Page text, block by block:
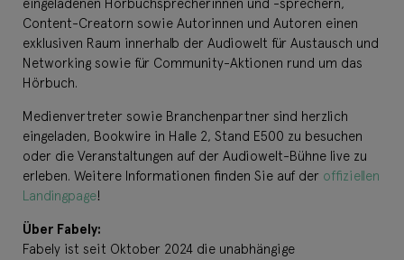
eingeladenen Hörbuchsprecherinnen und -sprechern,
Content-Creatorn sowie Autorinnen und Autoren einen
exklusiven Raum innerhalb der Audiowelt für Austausch und
Networking sowie für Community-Aktionen rund um das
Hörbuch.
Medienvertreter sowie Branchenpartner sind herzlich
eingeladen, Bookwire in Halle 2, Stand E500 zu besuchen
oder die Veranstaltungen auf der Audiowelt-Bühne live zu
erleben. Weitere Informationen finden Sie auf der offiziellen
Landingpage!
Über Fabely:
Fabely ist seit Oktober 2024 die unabhängige